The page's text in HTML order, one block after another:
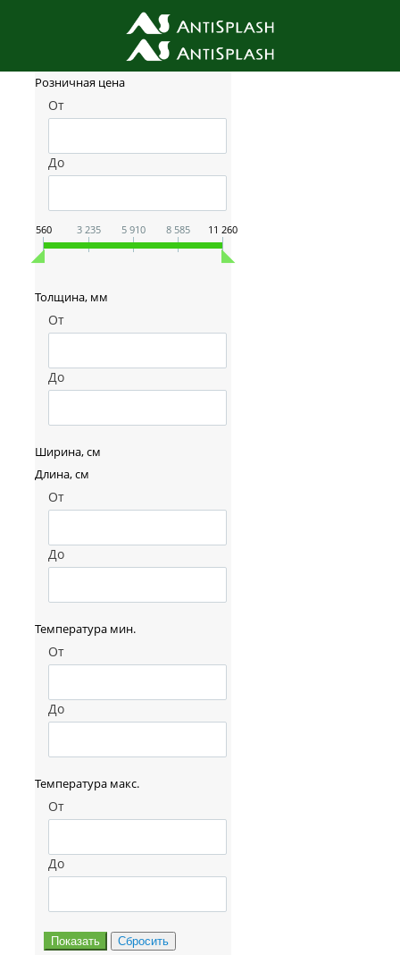
Фильтр товаров
Розничная цена
От
До
560 3 235 5 910 8 585 11 260
Толщина, мм
От
До
Ширина, см
Длина, см
От
До
Температура мин.
От
До
Температура макс.
От
До